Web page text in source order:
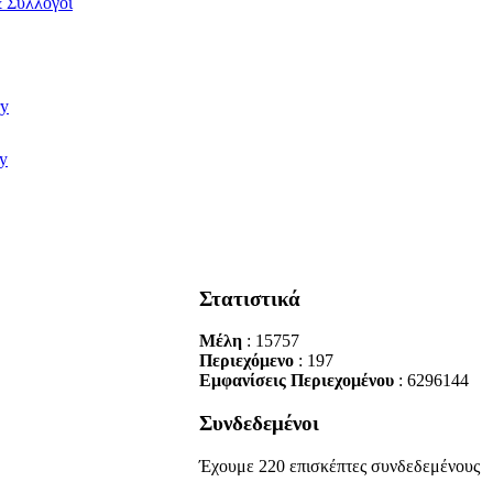
Στατιστικά
Μέλη : 15757
Περιεχόμενο : 197
Εμφανίσεις Περιεχομένου : 6296144
Συνδεδεμένοι
Έχουμε 220 επισκέπτες συνδεδεμένους